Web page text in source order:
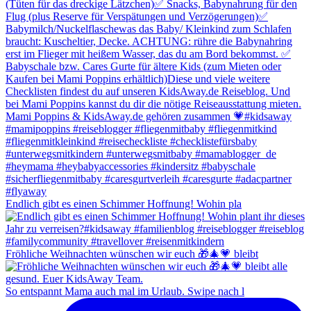
Endlich gibt es einen Schimmer Hoffnung! Wohin pla
Fröhliche Weihnachten wünschen wir euch 🎁🎄💗 bleibt
So entspannt Mama auch mal im Urlaub. Swipe nach l